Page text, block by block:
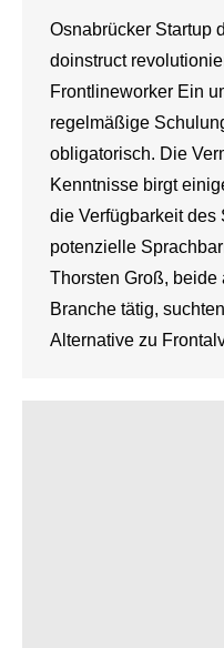
Osnabrücker Startup
doinstruct
Frontlineworker Ein
regelmäßige
obligatorisch. Die
Kenntnisse birgt
die Verfügbarkeit
potenzielle
Thorsten Groß, beide
Branche tätig,
Alternative zu